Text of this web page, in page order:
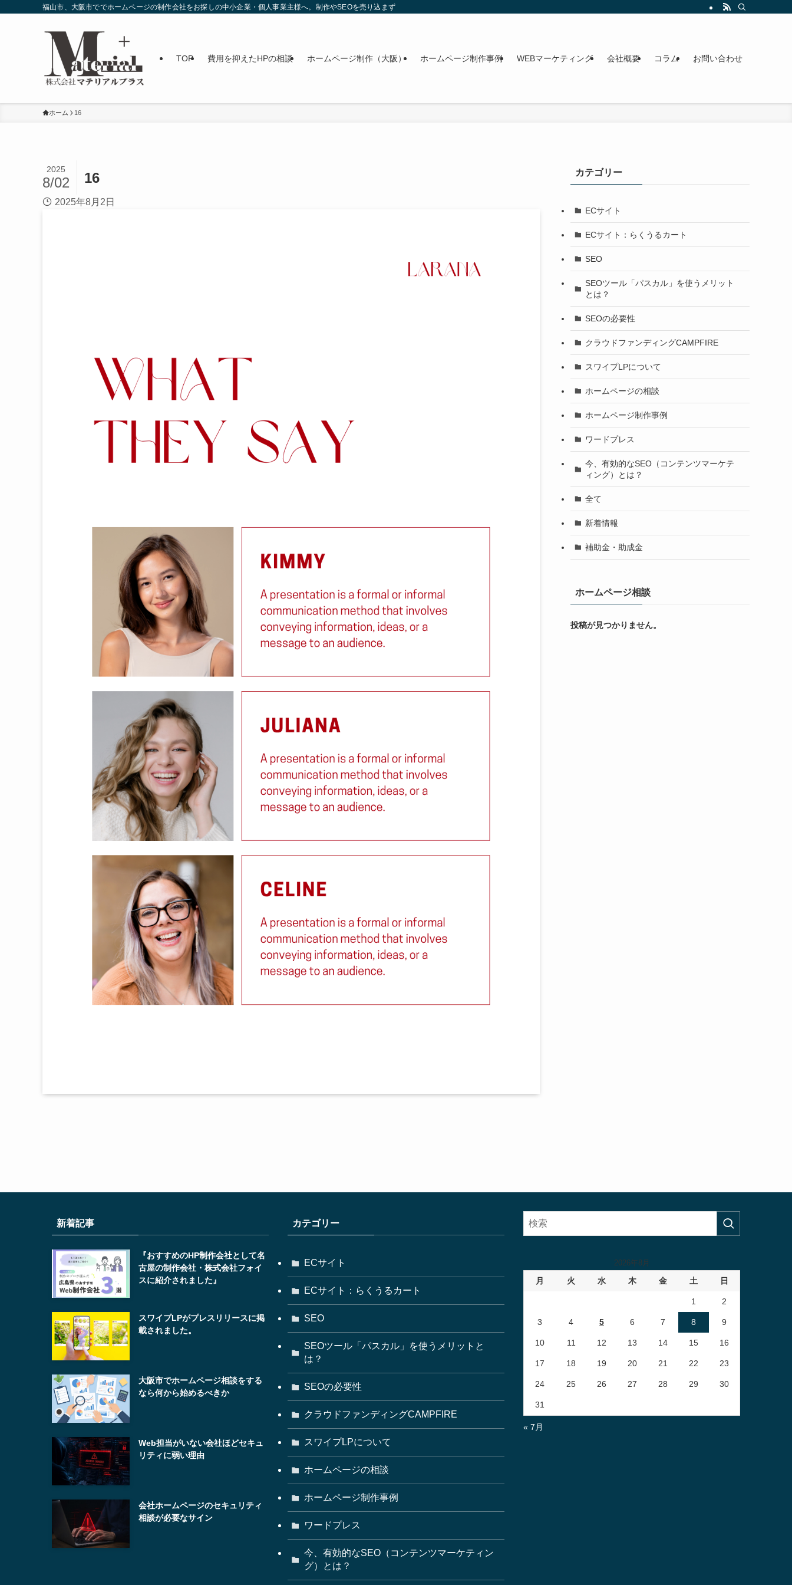
福山市、大阪市ででホームページの制作会社をお探しの中小企業・個人事業主様へ。制作やSEOを売り込まず、今のWebを整理する無料相談を行っています。オンライン・対面対応。
TOP 費用を抑えたHPの相談 ホームページ制作（大阪） ホームページ制作事例 WEBマーケティング 会社概要 コラム お問い合わせ
ホーム 16
16
2025
8/02
2025年8月2日
カテゴリー
ECサイト
ECサイト：らくうるカート
SEO
SEOツール「パスカル」を使うメリット
とは？
SEOの必要性
クラウドファンディングCAMPFIRE
スワイプLPについて
ホームページの相談
ホームページ制作事例
ワードプレス
今、有効的なSEO（コンテンツマーケテ
ィング）とは？
全て
新着情報
補助金・助成金
ホームページ相談
投稿が見つかりません。
新着記事
『おすすめのHP制作会社として名
古屋の制作会社・株式会社フォイ
スに紹介されました』
スワイプLPがプレスリリースに掲
載されました。
大阪市でホームページ相談をする
なら何から始めるべきか
Web担当がいない会社ほどセキュ
リティに弱い理由
会社ホームページのセキュリティ
相談が必要なサイン
カテゴリー
ECサイト
ECサイト：らくうるカート
SEO
SEOツール「パスカル」を使うメリットと
は？
SEOの必要性
クラウドファンディングCAMPFIRE
スワイプLPについて
ホームページの相談
ホームページ制作事例
ワードプレス
今、有効的なSEO（コンテンツマーケティン
グ）とは？
2026年8月
月 火 水 木 金 土 日
1 2
3 4 5 6 7 8 9
10 11 12 13 14 15 16
17 18 19 20 21 22 23
24 25 26 27 28 29 30
31
« 7月